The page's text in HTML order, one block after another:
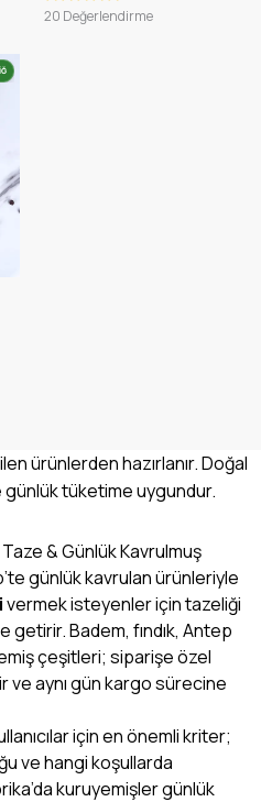
20 Değerlendirme
ürünlerden hazırlanır. Doğal
günlük tüketime uygundur.
& Günlük Kavrulmuş
günlük kavrulan ürünleriyle
vermek isteyenler için tazeliği
getirir. Badem, fındık, Antep
çeşitleri; siparişe özel
ve aynı gün kargo sürecine
için en önemli kriter;
ve hangi koşullarda
kuruyemişler günlük